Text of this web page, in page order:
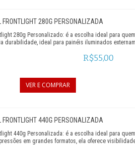
FRONTLIGHT 280G PERSONALIZADA
280g Personalizado: é a escolha ideal para
durabilidade, ideal para painéis iluminados
R$55,00
VER E COMPRAR
FRONTLIGHT 440G PERSONALIZADA
440g Personalizada: é a escolha ideal para
em grandes formatos, ela oferece